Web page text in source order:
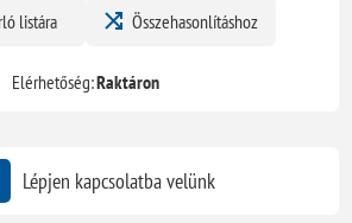
listára Összehasonlításhoz
Elérhetőség:Raktáron
Lépjen kapcsolatba velünk